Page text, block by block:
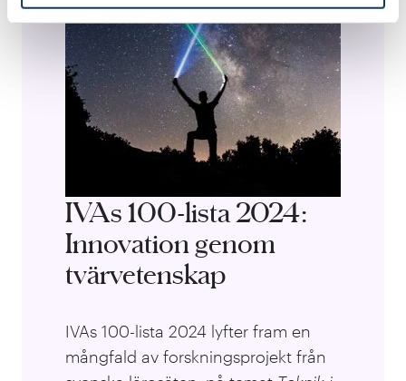
IVAs 100-lista 2024:
Innovation genom
tvärvetenskap
IVAs 100-lista 2024 lyfter fram en
mångfald av forskningsprojekt från